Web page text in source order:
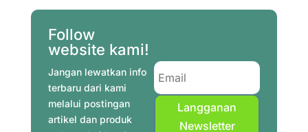
o
o
k
r
e
s
e
A
p
r
m
d
Follow
website kami!
Jangan lewatkan info
terbaru dari kami
melalui postingan
artikel dan produk
Langganan
Newsletter